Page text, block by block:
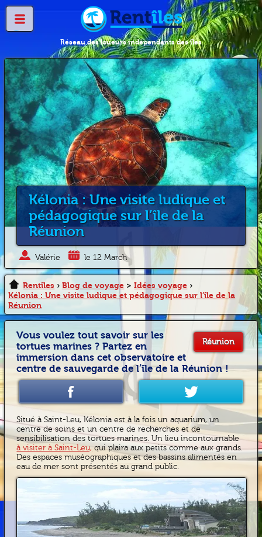
Réseau des loueurs indépendants des îles
Kélonia : Une visite ludique et
pédagogique sur l’île de la
Réunion
Valérie le 12 March
Rentîles › Blog de voyage > Idées voyage ›
Kélonia : Une visite ludique et pédagogique sur l’île de la
Réunion
Réunion
Vous voulez tout savoir sur les
tortues marines ? Partez en
immersion dans cet observatoire et
centre de sauvegarde de l’île de la Réunion !
Situé à Saint-Leu, Kélonia est à la fois un aquarium, un
centre de soins et un centre de recherches et de
sensibilisation des tortues marines. Un lieu incontournable
à visiter à Saint-Leu, qui plaira aux petits comme aux grands.
Des espaces muséographiques et des bassins alimentés en
eau de mer sont présentés au grand public.